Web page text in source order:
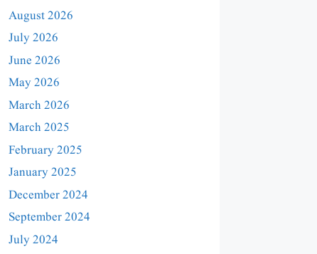
August 2026
July 2026
June 2026
May 2026
March 2026
March 2025
February 2025
January 2025
December 2024
September 2024
July 2024